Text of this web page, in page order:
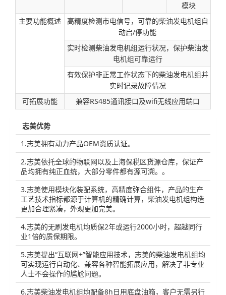
模块
主要功能概述
高精度检测市电信号，可靠的柴油发电机组自
动启/停功能
实时检测柴油发电机组运行状况，保护柴油发
电机组可靠运行
有效保护非正常工作状态下的柴油发电机组并
实时记录故障情况
可拓展功能
兼容RS485通讯接口及wifi无线应用端口
志美优势
1.志美拥有动力产品OEM资质认证。
2.志美依托全球的物联网以及上海保税区货源仓库，保证产
品均拥有纯正血统，大部分零件都有源可溯。。
3.志美使用模块化装配系统，高精度弥合组件，产品的生产
工艺技术指标都源于计算机的精确计算，柴油发电机组构造
更加合理紧凑，外观更加完美。
4.志美的无刷发电机均质保2年或运行2000小时，超越同行
业1倍的质保期限。
5.志美提出“互联网+”智能应用技术，志美的柴油发电机组均
可实现运行自动化、兼容各种智能拓展应用，解决了非专业
人士不会操作的尴尬问题。
6.志美柴油发电机组均配备8h日用底盘油箱，客户无需另行